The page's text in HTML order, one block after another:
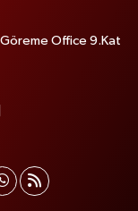
Göreme Office 9.Kat